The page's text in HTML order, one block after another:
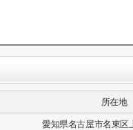
所在地
愛知県名古屋市名東区